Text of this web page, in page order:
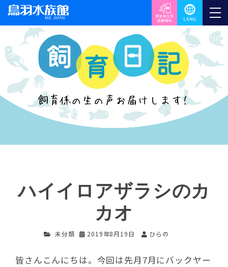
ハイイロアザラシのカ
カオ
未分類 2019年8月19日 ひらの
皆さんこんにちは。今回は先月7月にバックヤー